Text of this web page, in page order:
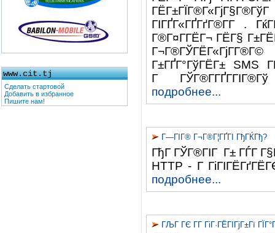
www.cit.tj
Сделать стартовой
Добавить в избранное
Пишите нам!
ГІГҐГ«ГҐГґГ®Г­Г .
Г®Г¤Г­ГЁГ¬ ГЁГ§
Г±ГҐГ°ГўГЁГ± SMS
Г
подробнее...
Г—ГІГ® Г¬Г®Г¦ГҐГІ ГђГЌГђ?
ГђГ ГЎГ®ГІГ Г± ГЃГ
HTTP - Г
подробнее...
ГЉГ ГЄ Г­Г ГіГ·ГЁГІГјГ±Гї